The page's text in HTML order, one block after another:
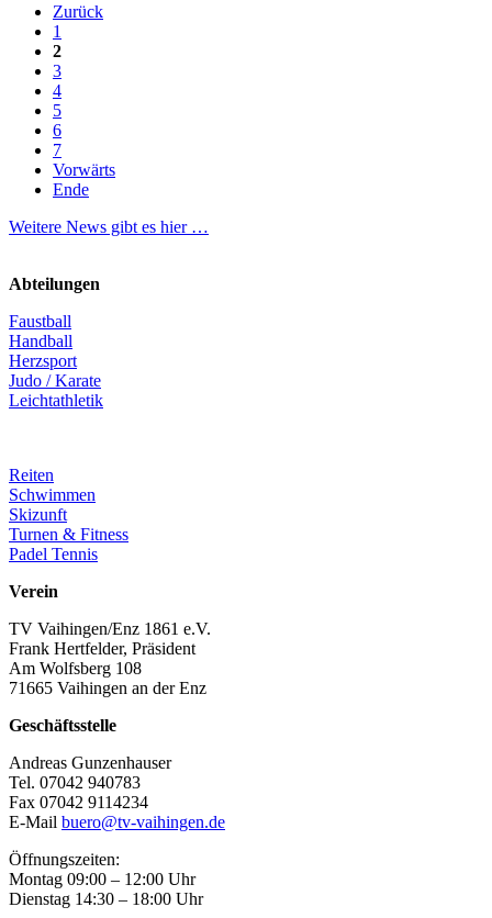
Zurück
1
2
3
4
5
6
7
Vorwärts
Ende
Weitere News gibt es hier …
Abteilungen
Faustball
Handball
Herzsport
Judo / Karate
Leichtathletik
Reiten
Schwimmen
Skizunft
Turnen & Fitness
Padel Tennis
Verein
TV Vaihingen/Enz 1861 e.V.
Frank Hertfelder, Präsident
Am Wolfsberg 108
71665 Vaihingen an der Enz
Geschäftsstelle
Andreas Gunzenhauser
Tel. 07042 940783
Fax 07042 9114234
E-Mail buero@tv-vaihingen.de
Öffnungszeiten:
Montag 09:00 – 12:00 Uhr
Dienstag 14:30 – 18:00 Uhr